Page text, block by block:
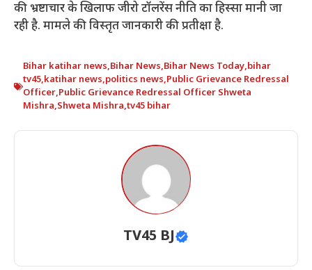
की भ्रष्टाचार के खिलाफ जीरो टॉलरेंस नीति का हिस्सा मानी जा
रही है. मामले की विस्तृत जानकारी की प्रतीक्षा है.
Bihar katihar news,Bihar News,Bihar News Today,bihar
tv45,katihar news,politics news,Public Grievance Redressal
Officer,Public Grievance Redressal Officer Shweta
Mishra,Shweta Mishra,tv45 bihar
TV45 BJ